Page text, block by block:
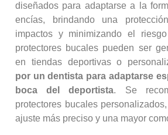
diseñados para adaptarse a la
encías, brindando una
impactos y minimizando el
protectores bucales pueden ser
en tiendas deportivas o
por un dentista para adaptarse
boca del deportista. Se
protectores bucales
ajuste más preciso y una mayor